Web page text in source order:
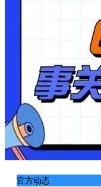
官方动态